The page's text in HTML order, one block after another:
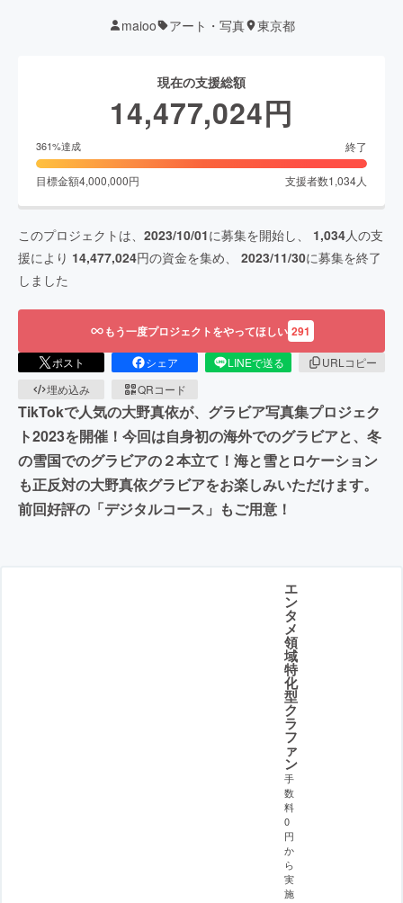
maioo アート・写真 東京都
現在の支援総額
14,477,024円
361%達成 終了
目標金額4,000,000円 支援者数1,034人
このプロジェクトは、 2023/10/01に募集を開始し、 1,034人の支
援により 14,477,024円の資金を集め、 2023/11/30に募集を終了
しました
もう一度プロジェクトをやってほしい 291
ポスト シェア LINEで送る
URLコピー
埋め込み
QRコード
TikTokで人気の大野真依が、グラビア写真集プロジェク
ト2023を開催！今回は自身初の海外でのグラビアと、冬
の雪国でのグラビアの２本立て！海と雪とロケーション
も正反対の大野真依グラビアをお楽しみいただけます。
前回好評の「デジタルコース」もご用意！
エ
ン
タ
メ
領
域
特
化
型
ク
ラ
フ
ァ
ン
手
数
料
0
円
か
ら
実
施